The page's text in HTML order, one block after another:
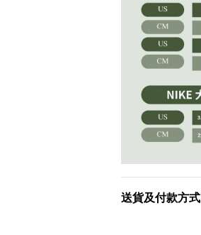
送貨及付款方式